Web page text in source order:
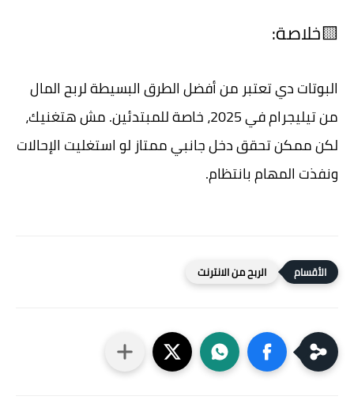
🟨خلاصة:
البوتات دي تعتبر من أفضل الطرق البسيطة لربح المال
من تيليجرام في 2025، خاصة للمبتدئين. مش هتغنيك،
لكن ممكن تحقق دخل جانبي ممتاز لو استغليت الإحالات
ونفذت المهام بانتظام.
الربح من الانترنت